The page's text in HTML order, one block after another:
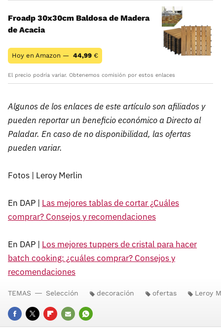
Froadp 30x30cm Baldosa de Madera
de Acacia
Hoy en Amazon — 44,99 €
El precio podría variar. Obtenemos comisión por estos enlaces
Algunos de los enlaces de este artículo son afiliados y
pueden reportar un beneficio económico a Directo al
Paladar. En caso de no disponibilidad, las ofertas
pueden variar.
Fotos | Leroy Merlin
En DAP | Las mejores tablas de cortar ¿Cuáles
comprar? Consejos y recomendaciones
En DAP | Los mejores tuppers de cristal para hacer
batch cooking: ¿cuáles comprar? Consejos y
recomendaciones
TEMAS Selección decoración ofertas Leroy